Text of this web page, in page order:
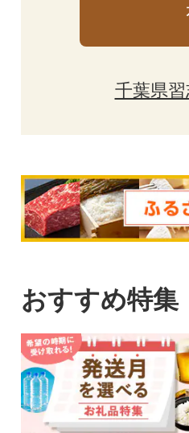
千葉県
おすすめ特集